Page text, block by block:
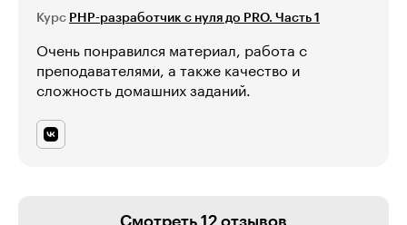
Курс PHP-разработчик с нуля до PRO. Часть 1
Очень понравился материал, работа с
преподавателями, а также качество и
сложность домашних заданий.
Смотреть 12 отзывов